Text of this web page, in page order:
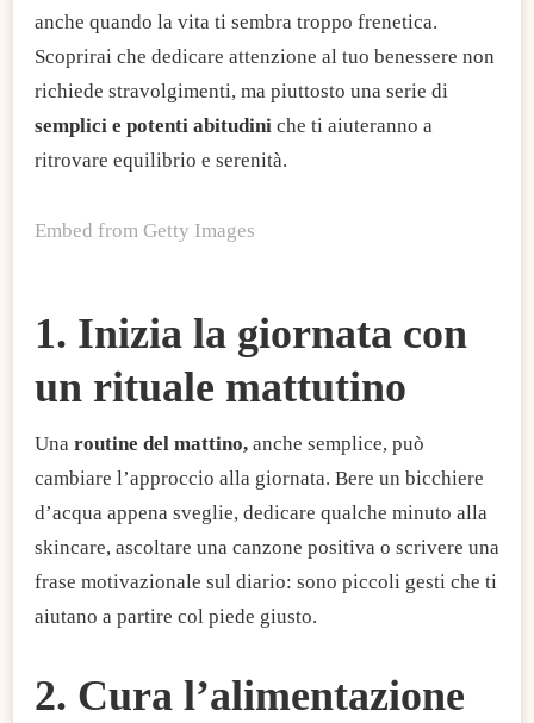
anche quando la vita ti sembra troppo frenetica.
Scoprirai che dedicare attenzione al tuo benessere non
richiede stravolgimenti, ma piuttosto una serie di
semplici e potenti abitudini che ti aiuteranno a
ritrovare equilibrio e serenità.
Embed from Getty Images
1. Inizia la giornata con
un rituale mattutino
Una routine del mattino, anche semplice, può
cambiare l’approccio alla giornata. Bere un bicchiere
d’acqua appena sveglie, dedicare qualche minuto alla
skincare, ascoltare una canzone positiva o scrivere una
frase motivazionale sul diario: sono piccoli gesti che ti
aiutano a partire col piede giusto.
2. Cura l’alimentazione